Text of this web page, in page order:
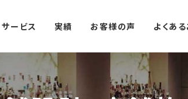
サービス 実績 お客様の声 よくあ